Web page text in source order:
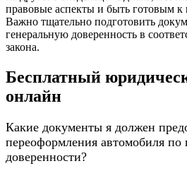
правовые аспекты и быть готовым
Важно тщательно подготовить
генеральную доверенность в
закона.
Бесплатный
онлайн
Какие документы я должен
переоформления автомобиля по
доверенности?